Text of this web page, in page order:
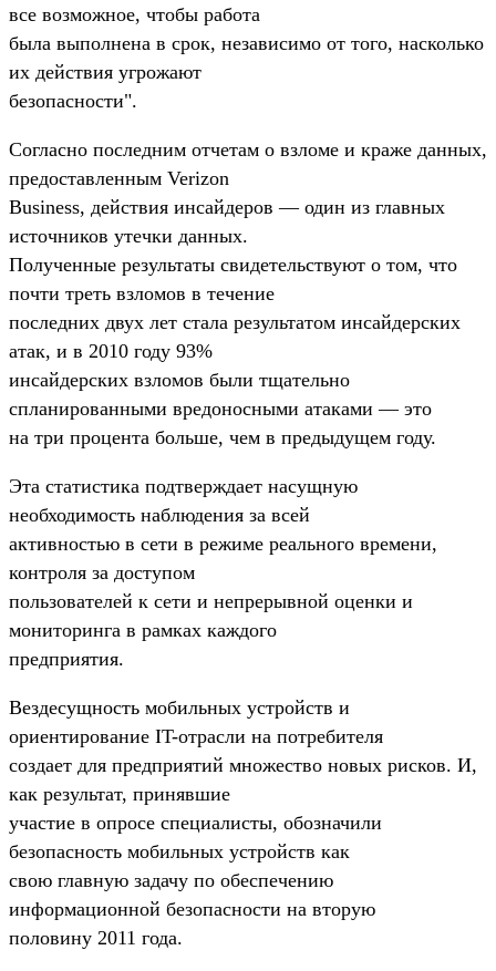
все возможное, чтобы работа
была выполнена в срок, независимо от того, насколько
их действия угрожают
безопасности".
Согласно последним отчетам о взломе и краже данных,
предоставленным Verizon
Business, действия инсайдеров — один из главных
источников утечки данных.
Полученные результаты свидетельствуют о том, что
почти треть взломов в течение
последних двух лет стала результатом инсайдерских
атак, и в 2010 году 93%
инсайдерских взломов были тщательно
спланированными вредоносными атаками — это
на три процента больше, чем в предыдущем году.
Эта статистика подтверждает насущную
необходимость наблюдения за всей
активностью в сети в режиме реального времени,
контроля за доступом
пользователей к сети и непрерывной оценки и
мониторинга в рамках каждого
предприятия.
Вездесущность мобильных устройств и
ориентирование IT-отрасли на потребителя
создает для предприятий множество новых рисков. И,
как результат, принявшие
участие в опросе специалисты, обозначили
безопасность мобильных устройств как
свою главную задачу по обеспечению
информационной безопасности на вторую
половину 2011 года.